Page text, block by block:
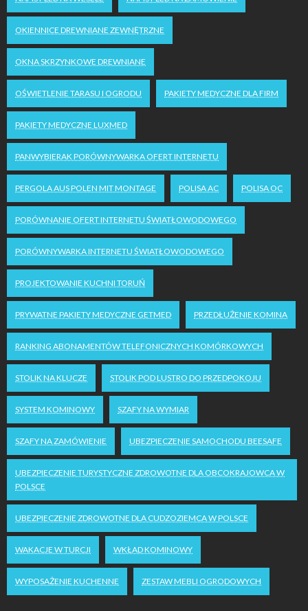
OKIENNICE DREWNIANE ZEWNĘTRZNE
OKNA SKRZYNKOWE DREWNIANE
OŚWIETLENIE TARASU I OGRODU PAKIETY MEDYCZNE DLA FIRM
PAKIETY MEDYCZNE LUXMED
PANWYBIERAK PORÓWNYWARKA OFERT INTERNETU
PERGOLA AUS POLEN MIT MONTAGE POLISA AC POLISA OC
PORÓWNANIE OFERT INTERNETU ŚWIATŁOWODOWEGO
PORÓWNYWARKA INTERNETU ŚWIATŁOWODOWEGO
PROJEKTOWANIE KUCHNI TORUŃ
PRYWATNE PAKIETY MEDYCZNE GETMED PRZEDŁUŻENIE KOMINA
RANKING ABONAMENTÓW TELEFONICZNYCH KOMÓRKOWYCH
STOLIK NA KLUCZE STOLIK POD LUSTRO DO PRZEDPOKOJU
SYSTEM KOMINOWY SZAFY NA WYMIAR
SZAFY NA ZAMÓWIENIE UBEZPIECZENIE SAMOCHODU BEESAFE
UBEZPIECZENIE TURYSTYCZNE ZDROWOTNE DLA OBCOKRAJOWCA W
POLSCE
UBEZPIECZENIE ZDROWOTNE DLA CUDZOZIEMCA W POLSCE
WAKACJE W TURCJI WKŁAD KOMINOWY
WYPOSAŻENIE KUCHENNE ZESTAW MEBLI OGRODOWYCH